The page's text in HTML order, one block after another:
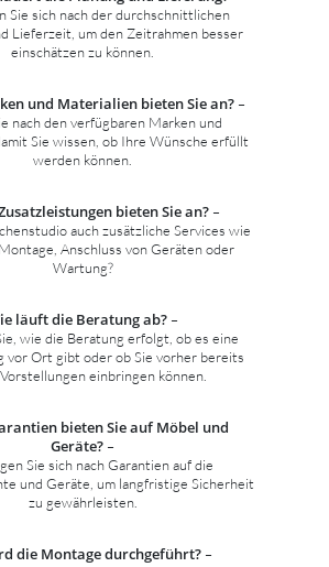
Sie sich nach der durchschnittlichen
Lieferzeit, um den Zeitrahmen besser
einschätzen zu können.
und Materialien bieten Sie an? –
nach den verfügbaren Marken und
Sie wissen, ob Ihre Wünsche erfüllt
werden können.
bieten Sie an?–
auch zusätzliche Services wie
Anschluss von Geräten oder
Wartung?
läuft die Beratung ab? –
wie die Beratung erfolgt, ob es eine
vor Ort gibt oder ob Sie vorher bereits
einbringen können.
bieten Sie auf Möbel und
Geräte? –
Sie sich nach Garantien auf die
und Geräte, um langfristige Sicherheit
zu gewährleisten.
die Montage durchgeführt? –